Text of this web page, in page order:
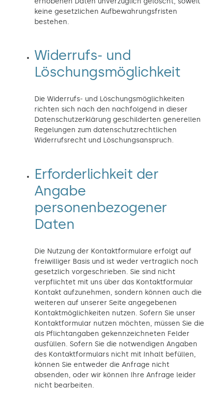
keine gesetzlichen Aufbewahrungsfristen
bestehen.
Widerrufs- und
Löschungsmöglichkeit
Die Widerrufs- und Löschungsmöglichkeiten
richten sich nach den nachfolgend in dieser
Datenschutzerklärung geschilderten generellen
Regelungen zum datenschutzrechtlichen
Widerrufsrecht und Löschungsanspruch.
Erforderlichkeit der
Angabe
personenbezogener
Daten
Die Nutzung der Kontaktformulare erfolgt auf
freiwilliger Basis und ist weder vertraglich noch
gesetzlich vorgeschrieben. Sie sind nicht
verpflichtet mit uns über das Kontaktformular
Kontakt aufzunehmen, sondern können auch die
weiteren auf unserer Seite angegebenen
Kontaktmöglichkeiten nutzen. Sofern Sie unser
Kontaktformular nutzen möchten, müssen Sie die
als Pflichtangaben gekennzeichneten Felder
ausfüllen. Sofern Sie die notwendigen Angaben
des Kontaktformulars nicht mit Inhalt befüllen,
können Sie entweder die Anfrage nicht
absenden, oder wir können Ihre Anfrage leider
nicht bearbeiten.